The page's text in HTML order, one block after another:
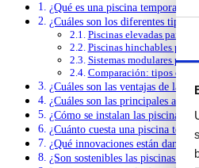
¿Qué es una piscina temporal?
¿Cuáles son los diferentes tipos
Piscinas elevadas para
Piscinas hinchables
Sistemas modulares
Comparación: tipos de
¿Cuáles son las ventajas de las
¿Cuáles son las principales
¿Cómo se instalan las piscinas
¿Cuánto cuesta una piscina
¿Qué innovaciones están dando
¿Son sostenibles las piscinas